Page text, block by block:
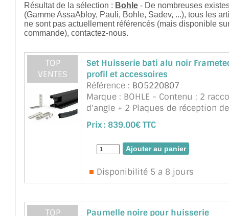
Résultat de la sélection : Bohle - De nombreuses
(Gamme AssaAbloy, Pauli, Bohle, Sadev, ...), tous les
ne sont pas actuellement référencés (mais disponible
commande), contactez-nous.
TOP
VENTES
Set Huisserie bati alu noir
profil et accessoires
Référence : BO5220807
Marque : BOHLE - Contenu : 2
d'angle + 2 Plaques de réception de
bande pour bande d'huisserie en
3 Profilés d'huisserie avec onglets
prédécoupés + 3 Joint de
suite
Prix : 839.00€ TTC
Disponibilité 5 a 8 jours
TOP
Paumelle noire pour huisserie